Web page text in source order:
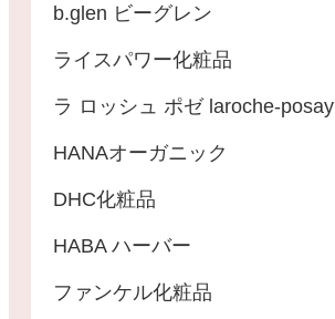
b.glen ビーグレン
ライスパワー化粧品
ラ ロッシュ ポゼ laroche-posay
HANAオーガニック
DHC化粧品
HABA ハーバー
ファンケル化粧品